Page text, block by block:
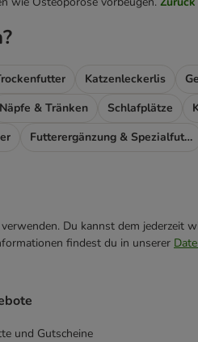
Katzenleckerlis
Näpfe & Tränken Schlafplätze
Futterergänzung & Spezialfutter
Du kannst dem jederzeit
findest du in unserer
und Gutscheine